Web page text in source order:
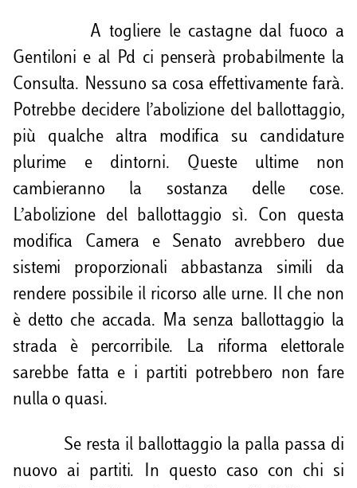
A togliere le castagne dal fuoco a
Gentiloni e al Pd ci penserà probabilmente la
Consulta. Nessuno sa cosa effettivamente farà.
Potrebbe decidere l’abolizione del ballottaggio,
più qualche altra modifica su candidature
plurime e dintorni. Queste ultime non
cambieranno la sostanza delle cose.
L’abolizione del ballottaggio sì. Con questa
modifica Camera e Senato avrebbero due
sistemi proporzionali abbastanza simili da
rendere possibile il ricorso alle urne. Il che non
è detto che accada. Ma senza ballottaggio la
strada è percorribile. La riforma elettorale
sarebbe fatta e i partiti potrebbero non fare
nulla o quasi.
Se resta il ballottaggio la palla passa di
nuovo ai partiti. In questo caso con chi si